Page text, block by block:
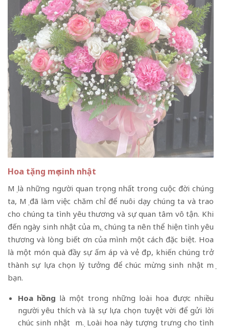
Hoa tặng mẹ sinh nhật
Mẹ là những người quan trọng nhất trong cuộc đời chúng
ta, Mẹ đã làm việc chăm chỉ để nuôi dạy chúng ta và trao
cho chúng ta tình yêu thương và sự quan tâm vô tận. Khi
đến ngày sinh nhật của mẹ, chúng ta nên thể hiện tình yêu
thương và lòng biết ơn của mình một cách đặc biệt. Hoa
là một món quà đầy sự ấm áp và vẻ đẹp, khiến chúng trở
thành sự lựa chọn lý tưởng để chúc mừng sinh nhật mẹ
bạn.
Hoa hồng là một trong những loài hoa được nhiều
người yêu thích và là sự lựa chọn tuyệt vời để gửi lời
chúc sinh nhật mẹ. Loài hoa này tượng trưng cho tình